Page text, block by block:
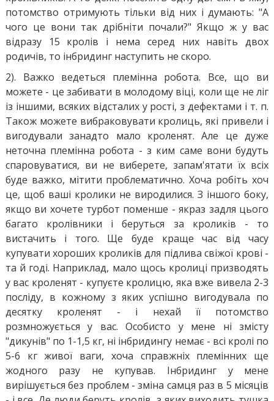
потомство отримують тільки від них і думають: "А
чого це вони так дрібніти почали?" Якщо ж у вас
відразу 15 кролів і нема серед них навіть двох
родичів, то інбридинг наступить не скоро.
2). Важко ведеться племінна робота. Все, що ви
можете - це забивати в молодому віці, коли ще не ліг
із іншими, всяких відсталих у рості, з дефектами і т. п.
Також можете вибраковувати кролиць, які привели і
вигодували занадто мало кроленят. Але це дуже
неточна племінна робота - з ким саме вони будуть
спаровуватися, ви не виберете, запам'ятати їх всіх
буде важко, мітити проблематично. Хоча робіть хоч
це, щоб ваші кролики не виродилися. З іншого боку,
якщо ви хочете турбот поменше - якраз задля цього
багато кролівники і беруться за кроликів - то
вистачить і того. Ще буде краще час від часу
купувати хороших кроликів для підлива свіжої крові -
та й годі. Наприклад, мало щось кролиці призводять
у вас кроленят - купуєте кролицю, яка вже вивела 2-3
посліду, в кожному з яких успішно вигодувала по
десятку кроленят - і нехай її потомство
розмножується у вас. Особисто у мене ні змісту
"дикунів" по 1-1,5 кг, ні інбридингу немає - всі кролі по
5-6 кг живої ваги, хоча справжніх племінних ще
жодного разу не купував. Інбридинг у мене
вирішується без проблем - зміна самця раз в 5 місяців